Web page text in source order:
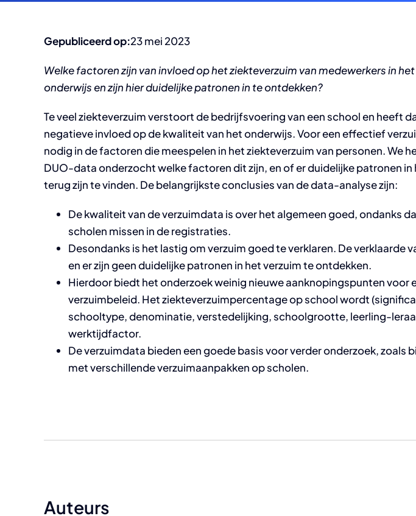
Gepubliceerd op:23 mei 2023
Welke factoren zijn van invloed op het ziekteverzuim van medewerkers in
onderwijs en zijn hier duidelijke patronen in te ontdekken?
Te veel ziekteverzuim verstoort de bedrijfsvoering van een school en heeft
negatieve invloed op de kwaliteit van het onderwijs. Voor een effectief
nodig in de factoren die meespelen in het ziekteverzuim van personen. We
DUO-data onderzocht welke factoren dit zijn, en of er duidelijke patronen in
terug zijn te vinden. De belangrijkste conclusies van de data-analyse zijn:
De kwaliteit van de verzuimdata is over het algemeen goed, ondanks
scholen missen in de registraties.
Desondanks is het lastig om verzuim goed te verklaren. De verklaarde
en er zijn geen duidelijke patronen in het verzuim te ontdekken.
Hierdoor biedt het onderzoek weinig nieuwe aanknopingspunten voor
verzuimbeleid. Het ziekteverzuimpercentage op school wordt
schooltype, denominatie, verstedelijking, schoolgrootte, leerling-
werktijdfactor.
De verzuimdata bieden een goede basis voor verder onderzoek, zoals
met verschillende verzuimaanpakken op scholen.
Auteurs